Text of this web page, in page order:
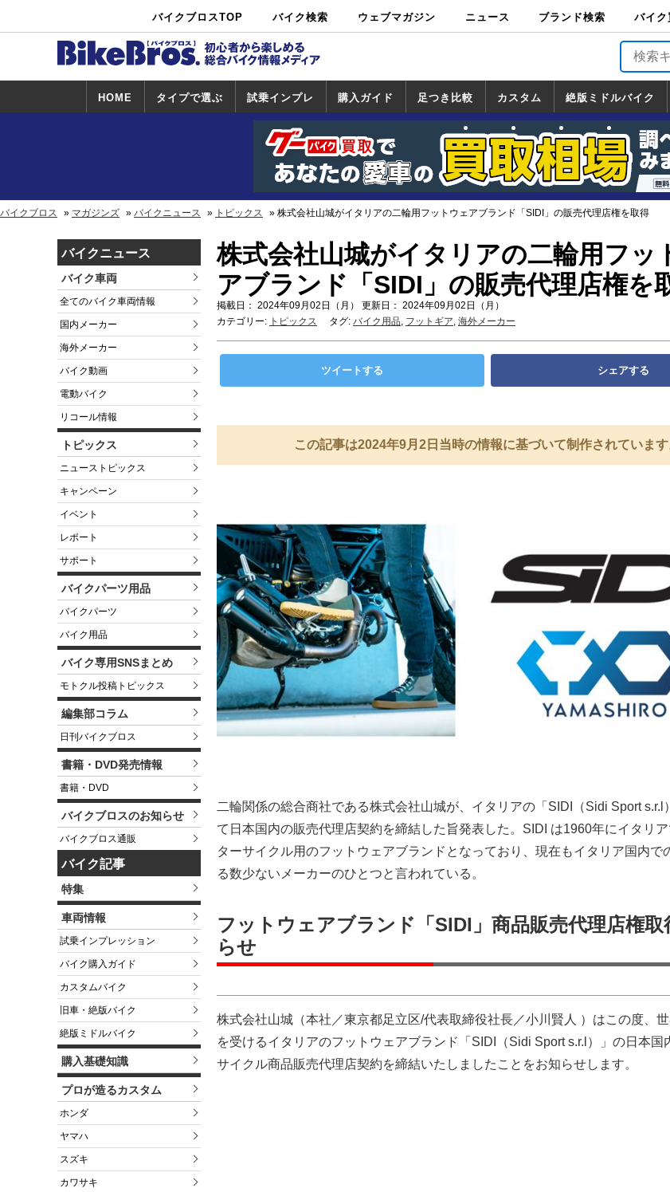
バイクブロスTOP バイク検索
中古バイ
ク・新車検
カタログ検
索
ショップ検
索
ウェブマガジン ニュース ブランド検索 バイク
バイク
HOME タイプで選ぶ 試乗インプレ
試乗インプレ
一覧
ホンダ
ヤマハ
スズキ
カワサキ
ハーレー
BMW
トライアンフ
ドゥカティ
購入ガイド
一覧
足つき比較 カスタム
カスタム
一覧
ホンダ
ヤマハ
スズキ
カワサキ
絶版ミドルバイク
絶版ミドルバイク
一覧
ホンダ
ヤマハ
スズキ
カワサキ
道の駅調査隊
ツーリング情報局
日本の道50選
国道めぐり
林道ツーリング
バイクブロス マガジンズ バイクニュース トピックス 株式会社山城がイタリアの二輪用フットウェアブランド「SIDI」の販売代理店権を取得
バイクニュース
バイク車両
全てのバイク車両情報
国内メーカー
海外メーカー
バイク動画
電動バイク
リコール情報
トピックス
ニューストピックス
キャンペーン
イベント
レポート
サポート
バイクパーツ用品
バイクパーツ
バイク用品
バイク専用SNSまとめ
モトクル投稿トピックス
編集部コラム
日刊バイクブロス
書籍・DVD発売情報
書籍・DVD
バイクブロスのお知らせ
バイクブロス通販
バイク記事
特集
車両情報
試乗インプレッション
バイク購入ガイド
カスタムバイク
旧車・絶版バイク
絶版ミドルバイク
購入基礎知識
プロが造るカスタム
ホンダ
ヤマハ
スズキ
カワサキ
株式会社山城がイタリアの二輪用フッ
アブランド「SIDI」の販売代理店権を
掲載日： 2024年09月02日（月） 更新日： 2024年09月02日（月）
カテゴリー: トピックス タグ: バイク用品, フットギア, 海外メーカー
ツイートする シェアする
この記事は2024年9月2日当時の情報に基づいて制作されています
二輪関係の総合商社である株式会社山城が、イタリアの「SIDI（Sidi Sport s.r.l
て日本国内の販売代理店契約を締結した旨発表した。SIDI は1960年にイタリ
ターサイクル用のフットウェアブランドとなっており、現在もイタリア国内で
る数少ないメーカーのひとつと言われている。
フットウェアブランド「SIDI」商品販売代理店権取
らせ
株式会社山城（本社／東京都足立区/代表取締役社長／小川賢人 ）はこの度、
を受けるイタリアのフットウェアブランド「SIDI（Sidi Sport s.r.l）」の日本国
サイクル商品販売代理店契約を締結いたしましたことをお知らせします。